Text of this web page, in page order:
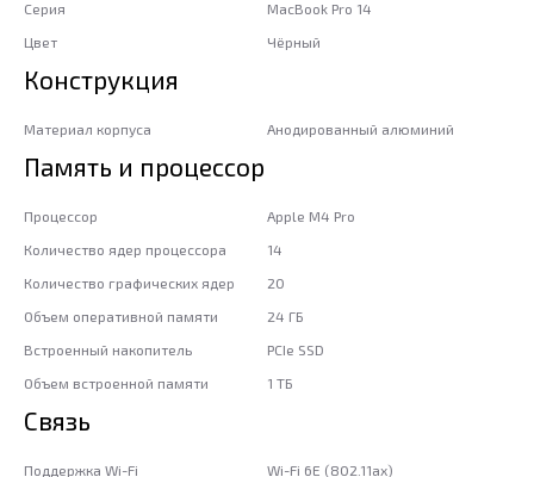
Серия
MacBook Pro 14
Цвет
Чёрный
Конструкция
Материал корпуса Анодированный алюминий
Память и процессор
Процессор
Apple M4 Pro
Количество ядер процессора
14
Количество графических ядер
20
Объем оперативной памяти
24 ГБ
Встроенный накопитель
PCIe SSD
Объем встроенной памяти
1 ТБ
Связь
Поддержка Wi-Fi
Wi-Fi 6E (802.11ax)